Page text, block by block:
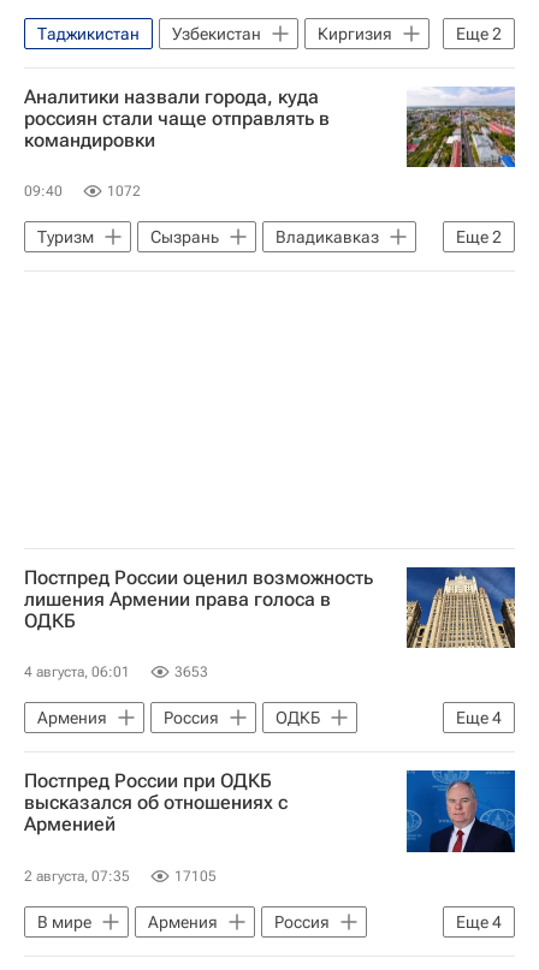
Еще2
Таджикистан Узбекистан
Киргизия
Россия
Общество
Аналитики назвали города, куда
россиян стали чаще отправлять в
командировки
09:40 1072
Еще2
Туризм Сызрань
Владикавказ
Китай
Новости - Туризм
Постпред России оценил возможность
лишения Армении права голоса в
ОДКБ
4 августа, 06:01 3653
Еще4
Армения Россия
ОДКБ
В мире
Никол Пашинян
Сергей Лавров
Москва
Постпред России при ОДКБ
высказался об отношениях с
Арменией
2 августа, 07:35 17105
Еще4
В мире Армения
Россия
Ереван
Никол Пашинян